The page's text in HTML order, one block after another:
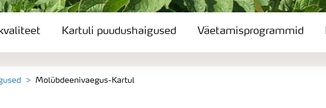
Kartuli puudushaigused Väetamisprogrammid
Molübdeenivaegus-Kartul